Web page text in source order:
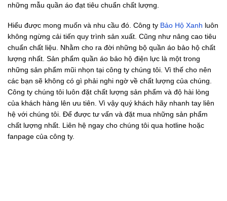
những mẫu quần áo đạt tiêu chuẩn chất lượng.
Hiểu được mong muốn và nhu cầu đó. Công ty Bảo Hộ Xanh luôn
không ngừng cải tiến quy trình sản xuất. Cũng như nâng cao tiêu
chuẩn chất liệu. Nhằm cho ra đời những bộ quần áo bảo hộ chất
lượng nhất. Sản phẩm quần áo bảo hộ điện lực là một trong
những sản phẩm mũi nhọn tại công ty chúng tôi. Vì thế cho nên
các bạn sẽ không có gì phải nghi ngờ về chất lượng của chúng.
Công ty chúng tôi luôn đặt chất lượng sản phẩm và độ hài lòng
của khách hàng lên ưu tiên. Vì vậy quý khách hãy nhanh tay liên
hệ với chúng tôi. Để được tư vấn và đặt mua những sản phẩm
chất lượng nhất. Liên hệ ngay cho chúng tôi qua hotline hoặc
fanpage của công ty.